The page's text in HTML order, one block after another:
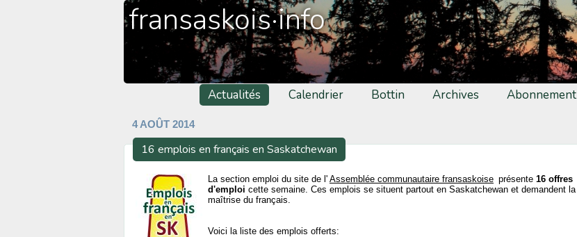
fransaskois·info
Actualités Calendrier Bottin Archives Abonnement
4 AOÛT 2014
16 emplois en français en Saskatchewan
La section emploi du site de l' Assemblée communautaire fransaskoise présente 16 offres
d'emploi cette semaine. Ces emplois se situent partout en Saskatchewan et demandent la
maîtrise du français.
Voici la liste des emplois offerts: